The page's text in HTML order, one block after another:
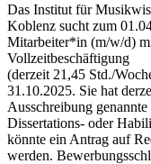
Das Institut für
Koblenz sucht zum
Mitarbeiter*in (m/w/d)
Vollzeitbeschäftigung
(derzeit 21,45 Std./
31.10.2025. Sie hat
Ausschreibung
Dissertations- oder
könnte ein Antrag auf
werden.